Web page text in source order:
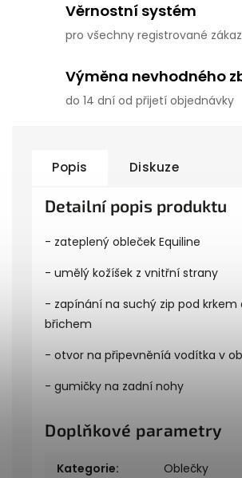
Věrnostní systém
pro všechny registrované
Výměna nevhodného
do 14 dní od přijetí objednávky
Popis Diskuze
Detailní popis produktu
- zateplený obleček Equiline
- umělý kožíšek z vnitřní strany
- zapínání na suchý zip pod krkem
břichem
- otvor na připevněníá vodítka v
- gumičky na zadní nohy
Doplňkové parametry
Kategorie: Oblečky